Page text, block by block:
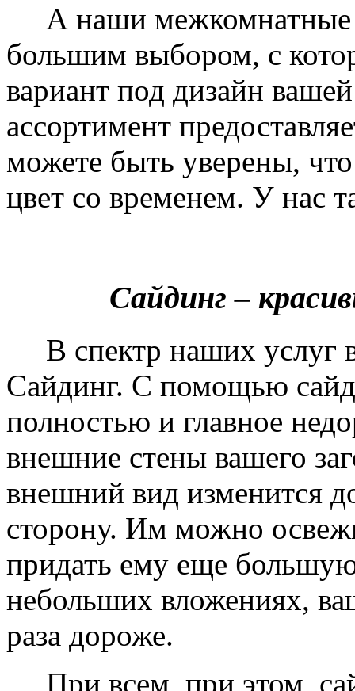
А наши межкомнатные
большим выбором, с
вариант под дизайн
ассортимент
можете быть уверены,
цвет со временем. У нас
Сайдинг –
В спектр наших услуг
Сайдинг. С помощью
полностью и главное
внешние стены вашего
внешний вид изменится
сторону. Им можно
придать ему еще
небольших вложениях,
раза дороже.
При всем, при этом,